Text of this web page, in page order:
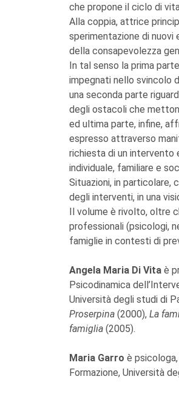
che propone il ciclo di
Alla coppia, attrice
sperimentazione di nuovi
della consapevolezza
In tal senso la prima
impegnati nello svincolo
una seconda parte
degli ostacoli che
ed ultima parte, infine,
espresso attraverso
richiesta di un intervento
individuale, familiare e
Situazioni, in particolare,
degli interventi, in una
Il volume è rivolto, oltre
professionali (psicologi,
famiglie in contesti di
Angela Maria Di Vita è
Psicodinamica
Università degli studi di
Proserpina (2000), La
famiglia (2005).
Maria Garro è
Formazione, Università